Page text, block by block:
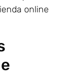
online